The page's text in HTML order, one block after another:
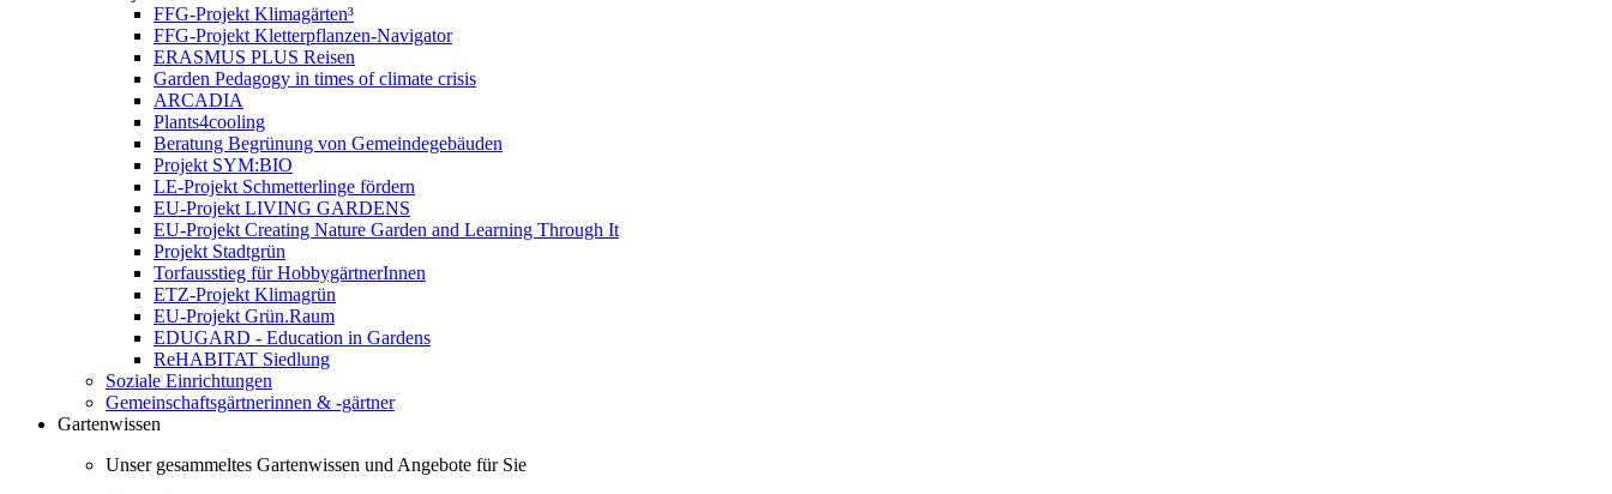
FFG-Projekt Klimagärten³
FFG-Projekt Kletterpflanzen-Navigator
ERASMUS PLUS Reisen
Garden Pedagogy in times of climate crisis
ARCADIA
Plants4cooling
Beratung Begrünung von Gemeindegebäuden
Projekt SYM:BIO
LE-Projekt Schmetterlinge fördern
EU-Projekt LIVING GARDENS
EU-Projekt Creating Nature Garden and Learning Through It
Projekt Stadtgrün
Torfausstieg für HobbygärtnerInnen
ETZ-Projekt Klimagrün
EU-Projekt Grün.Raum
EDUGARD - Education in Gardens
ReHABITAT Siedlung
Soziale Einrichtungen
Gemeinschaftsgärtnerinnen & -gärtner
Gartenwissen
Unser gesammeltes Gartenwissen und Angebote für Sie